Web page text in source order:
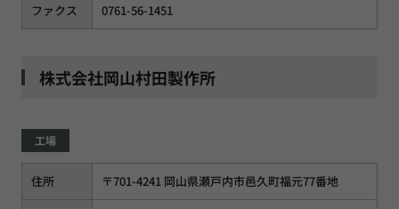
ファクス 0761-56-1451
株式会社岡山村田製作所
工場
住所 〒701-4241 岡山県瀬戸内市邑久町福元77番地